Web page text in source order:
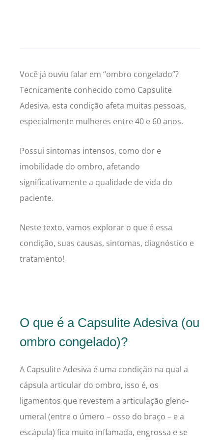
Você já ouviu falar em “ombro congelado”?
Tecnicamente conhecido como Capsulite
Adesiva, esta condição afeta muitas pessoas,
especialmente mulheres entre 40 e 60 anos.
Possui sintomas intensos, como dor e
imobilidade do ombro, afetando
significativamente a qualidade de vida do
paciente.
Neste texto, vamos explorar o que é essa
condição, suas causas, sintomas, diagnóstico e
tratamento!
O que é a Capsulite Adesiva (ou
ombro congelado)?
A Capsulite Adesiva é uma condição na qual a
cápsula articular do ombro, isso é, os
ligamentos que revestem a articulação gleno-
umeral (entre o úmero – osso do braço – e a
escápula) fica muito inflamada, engrossa e se